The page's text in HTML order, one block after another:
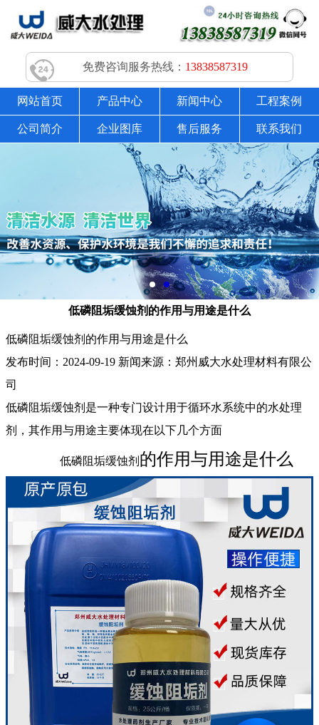
免费咨询服务热线： 13838587319
网站首页 产品中心 新闻中心 工程案例
公司简介 企业图库 售后服务 联系我们
低磷阻垢缓蚀剂的作用与用途是什么
低磷阻垢缓蚀剂的作用与用途是什么
发布时间： 2024-09-19 新闻来源： 郑州威大水处理材料有限公
司
低磷阻垢缓蚀剂是一种专门设计用于循环水系统中的水处理
剂，其作用与用途主要体现在以下几个方面
低磷阻垢缓蚀剂 的作用与用途是什么